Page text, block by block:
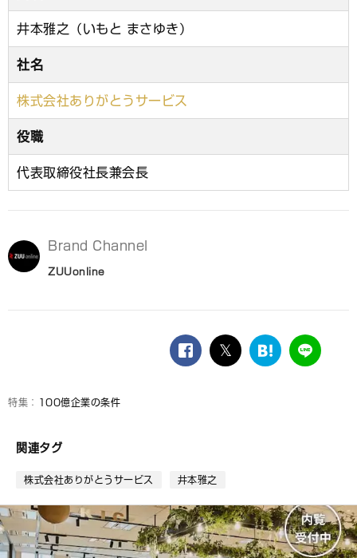
井本雅之（いもと まさゆき）
社名
株式会社ありがとうサービス
役職
代表取締役社長兼会長
Brand Channel
ZUUonline
facebook
twitter
は
LINE
100億企業の条件
関連タグ
株式会社ありがとうサービス 井本雅之